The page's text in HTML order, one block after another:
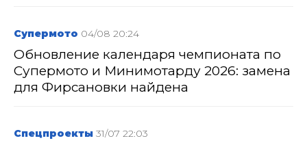
Супермото 04/08 20:24
Обновление календаря чемпионата по
Супермото и Минимотарду 2026: замена
для Фирсановки найдена
Спецпроекты 31/07 22:03